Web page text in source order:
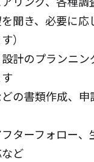
聞き、必要に応
）
設計のプランニ
どの書類作成、
フターフォロー
ど